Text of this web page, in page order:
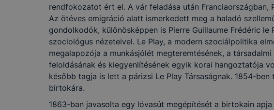
rendfokozatot ért el. A vár feladása után Franciaországban,
Az ötéves emigráció alatt ismerkedett meg a haladó
gondolkodók, különösképpen is Pierre Guillaume Frédéric le
szociológus nézeteivel. Le Play, a modern szociálpolitika
megalapozója a munkásjólét megteremtésének, a
feloldásának és kiegyenlítésének egyik korai hangoztatója
később tagja is lett a párizsi Le Play Társaságnak. 1854-
birtokára.
1863-ban javasolta egy lóvasút megépítését a birtokain